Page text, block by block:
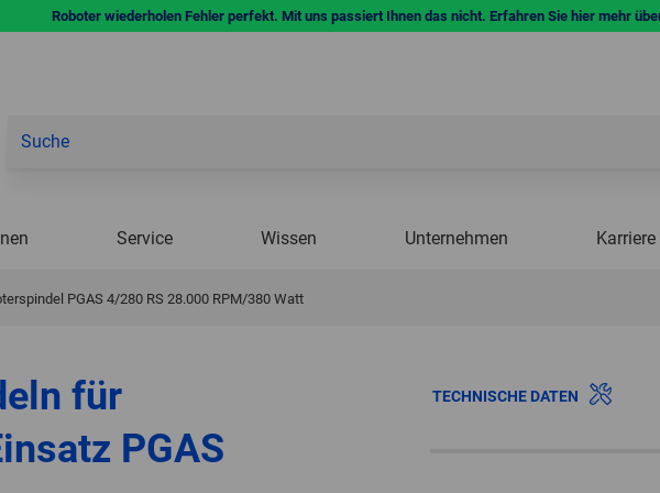
Roboter wiederholen Fehler perfekt. Mit uns passiert Ihnen das nicht. Erfahren Sie hier mehr
Service Wissen Unternehmen Karriere
PGAS 4/280 RS 28.000 RPM/380 Watt
für
PGAS
TECHNISCHE DATEN